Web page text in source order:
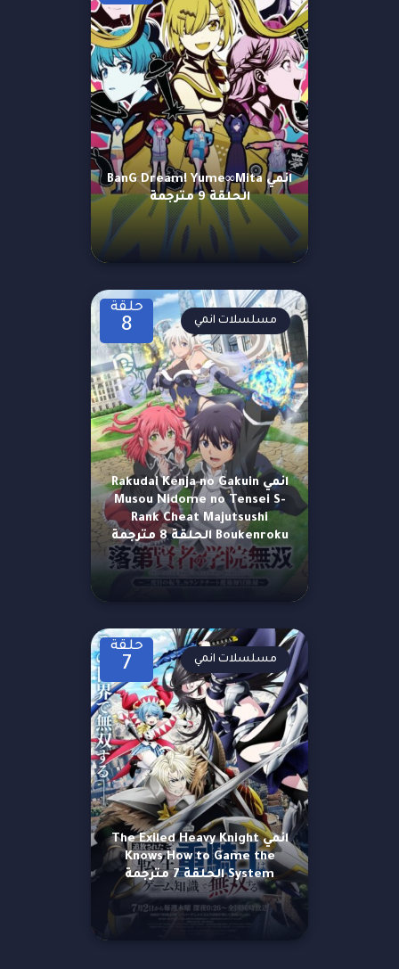
انمي BanG Dream! Yume∞Mita
الحلقة 9 مترجمة
حلقة
8
انمي Rakudai Kenja no Gakuin
Musou Nidome no Tensei S-
Rank Cheat Majutsushi
Boukenroku الحلقة 8 مترجمة
مسلسلات انمي
حلقة
7
انمي The Exiled Heavy Knight
Knows How to Game the
System الحلقة 7 مترجمة
مسلسلات انمي